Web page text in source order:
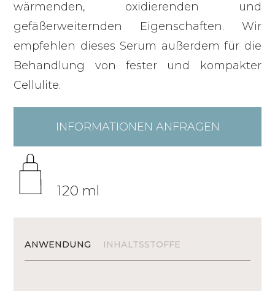
wärmenden, oxidierenden und
gefäßerweiternden Eigenschaften. Wir
empfehlen dieses Serum außerdem für die
Behandlung von fester und kompakter
Cellulite.
INFORMATIONEN ANFRAGEN
120 ml
ANWENDUNG INHALTSSTOFFE